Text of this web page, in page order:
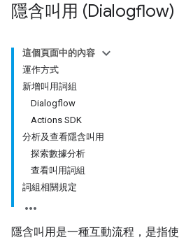
隱含叫用 (Dialogflow)
這個頁面中的內容
運作方式
新增叫用詞組
Dialogflow
Actions SDK
分析及查看隱含叫用
探索數據分析
查看叫用詞組
詞組相關規定
隱含叫用是一種互動流程，是指